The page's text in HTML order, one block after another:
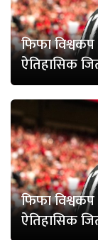
फिफा
ऐतिहासिक
फिफा
ऐतिहासिक